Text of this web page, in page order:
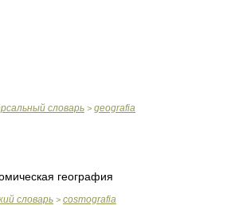
словарь > geografia
география
словарь > cosmografia